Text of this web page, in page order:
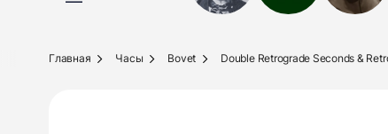
Главная Часы Bovet Double Retrograde Seconds &